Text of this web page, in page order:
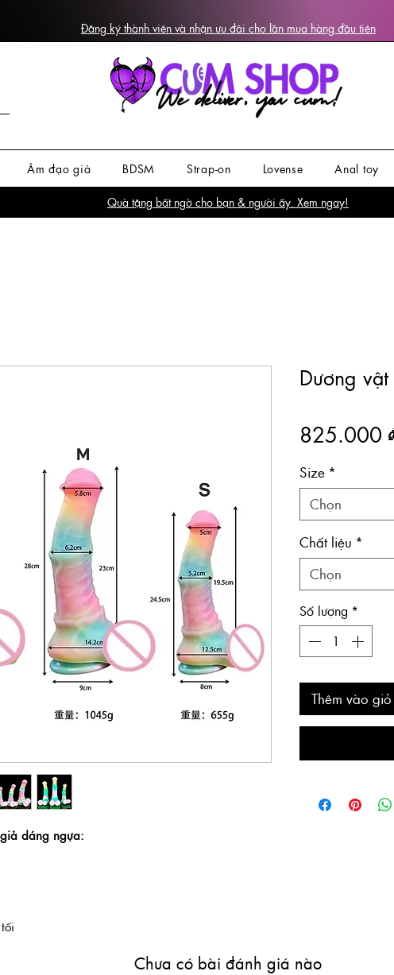
Đăng ký thành viên và nhận ưu đãi cho lần mua hàng đầu tiên
Âm đạo giả BDSM Strap-on Lovense Anal toy
Quà tặng bất ngờ cho bạn & người ấy. Xem ngay!
dáng ngựa:
Dương
825.000
Size *
Chọn
Chất liệu *
Chọn
Số lượng *
Thêm vào
Chưa có bài đánh giá nào